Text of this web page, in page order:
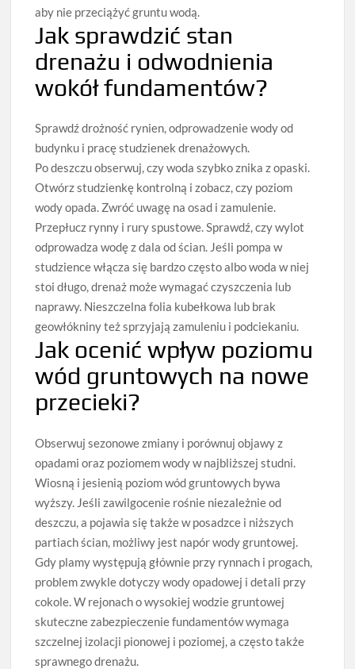
aby nie przeciążyć gruntu wodą.
Jak sprawdzić stan
drenażu i odwodnienia
wokół fundamentów?
Sprawdź drożność rynien, odprowadzenie wody od
budynku i pracę studzienek drenażowych.
Po deszczu obserwuj, czy woda szybko znika z opaski.
Otwórz studzienkę kontrolną i zobacz, czy poziom
wody opada. Zwróć uwagę na osad i zamulenie.
Przepłucz rynny i rury spustowe. Sprawdź, czy wylot
odprowadza wodę z dala od ścian. Jeśli pompa w
studzience włącza się bardzo często albo woda w niej
stoi długo, drenaż może wymagać czyszczenia lub
naprawy. Nieszczelna folia kubełkowa lub brak
geowłókniny też sprzyjają zamuleniu i podciekaniu.
Jak ocenić wpływ poziomu
wód gruntowych na nowe
przecieki?
Obserwuj sezonowe zmiany i porównuj objawy z
opadami oraz poziomem wody w najbliższej studni.
Wiosną i jesienią poziom wód gruntowych bywa
wyższy. Jeśli zawilgocenie rośnie niezależnie od
deszczu, a pojawia się także w posadzce i niższych
partiach ścian, możliwy jest napór wody gruntowej.
Gdy plamy występują głównie przy rynnach i progach,
problem zwykle dotyczy wody opadowej i detali przy
cokole. W rejonach o wysokiej wodzie gruntowej
skuteczne zabezpieczenie fundamentów wymaga
szczelnej izolacji pionowej i poziomej, a często także
sprawnego drenażu.